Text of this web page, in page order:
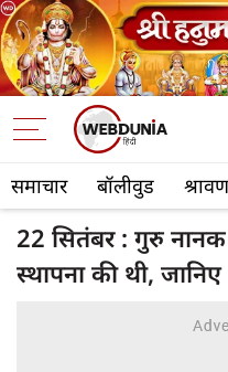
समाचार बॉलीवुड
22 सितंबर : गुरु
स्थापना की थी,